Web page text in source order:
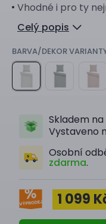
Vhodné i pro ty
Celý popis
BARVA/DEKOR
Skladem na
Vystaveno
Osobní
zdarma.
1 099